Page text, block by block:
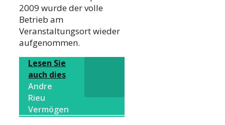
2009 wurde der volle
Betrieb am
Veranstaltungsort wieder
aufgenommen.
Lesen Sie
auch dies
Andre
Rieu
Vermögen